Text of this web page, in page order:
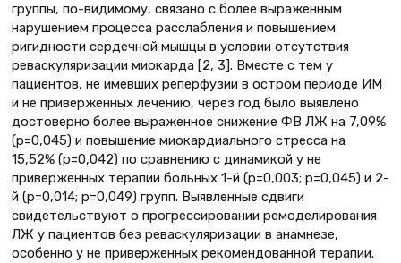
группы, по-видимому, связано с более выраженным
нарушением процесса расслабления и повышением
ригидности сердечной мышцы в условии отсутствия
реваскуляризации миокарда [2, 3]. Вместе с тем у
пациентов, не имевших реперфузии в остром периоде ИМ
и не приверженных лечению, через год было выявлено
достоверно более выраженное снижение ФВ ЛЖ на 7,09%
(р=0,045) и повышение миокардиального стресса на
15,52% (р=0,042) по сравнению с динамикой у не
приверженных терапии больных 1-й (р=0,003; р=0,045) и 2-
й (р=0,014; р=0,049) групп. Выявленные сдвиги
свидетельствуют о прогрессировании ремоделирования
ЛЖ у пациентов без реваскуляризации в анамнезе,
особенно у не приверженных рекомендованной терапии.